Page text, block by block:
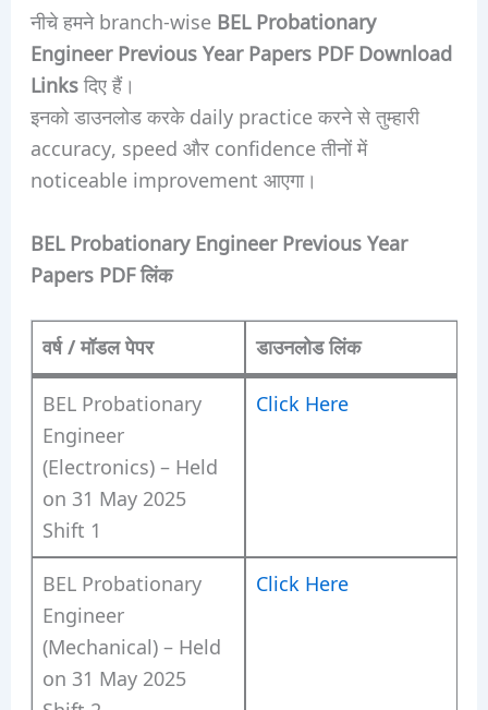
नीचे हमने branch-wise BEL Probationary
Engineer Previous Year Papers PDF Download
Linksदिए हैं।
इनको डाउनलोड करके daily practice करने से तुम्हारी
accuracy, speed और confidence तीनों में
noticeable improvement आएगा।
BEL Probationary Engineer Previous Year
Papers PDF लिंक
वर्ष / मॉडल पेपर डाउनलोड लिंक
BEL Probationary
Engineer
(Electronics) – Held
on 31 May 2025
Shift 1
Click Here
BEL Probationary
Engineer
(Mechanical) – Held
on 31 May 2025
Click Here